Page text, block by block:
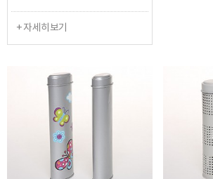
+ 자세히보기